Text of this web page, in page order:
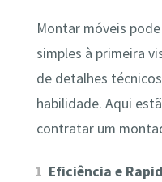
Montar móveis
simples à primeira
de detalhes
habilidade. Aqui
contratar um
Eficiência e